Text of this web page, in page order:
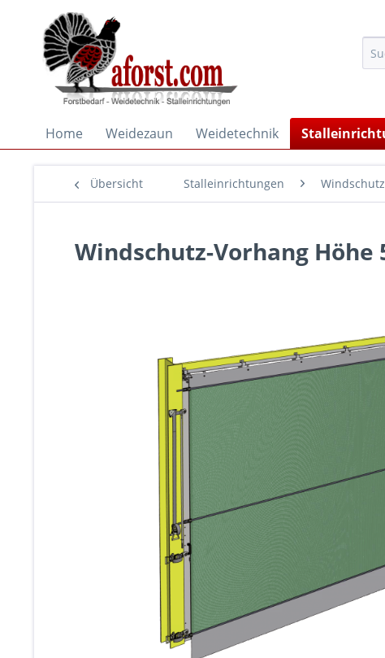
Home Weidezaun Weidetechnik
Übersicht Stalleinrichtungen
Windschutz-Vorhang Höhe